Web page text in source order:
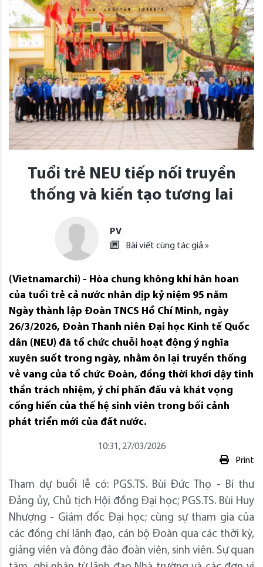
Tuổi trẻ NEU tiếp nối truyền
thống và kiến tạo tương lai
PV
Bài viết cùng tác giả »
(Vietnamarchi) - Hòa chung không khí hân hoan
của tuổi trẻ cả nước nhân dịp kỷ niệm 95 năm
Ngày thành lập Đoàn TNCS Hồ Chí Minh, ngày
26/3/2026, Đoàn Thanh niên Đại học Kinh tế Quốc
dân (NEU) đã tổ chức chuỗi hoạt động ý nghĩa
xuyên suốt trong ngày, nhằm ôn lại truyền thống
vẻ vang của tổ chức Đoàn, đồng thời khơi dậy tinh
thần trách nhiệm, ý chí phấn đấu và khát vọng
cống hiến của thế hệ sinh viên trong bối cảnh
phát triển mới của đất nước.
10:31, 27/03/2026
Print
Tham dự buổi lễ có: PGS.TS. Bùi Đức Thọ - Bí thư
Đảng ủy, Chủ tịch Hội đồng Đại học; PGS.TS. Bùi Huy
Nhượng - Giám đốc Đại học; cùng sự tham gia của
các đồng chí lãnh đạo, cán bộ Đoàn qua các thời kỳ,
giảng viên và đông đảo đoàn viên, sinh viên. Sự quan